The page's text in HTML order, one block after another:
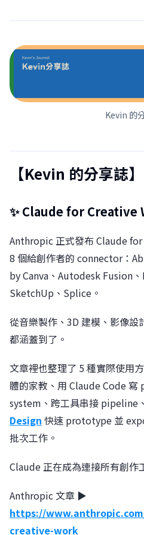
Kevin 的
【Kevin 的分享誌】
✨ Claude for Creative
Anthropic 正式發布 Claude
8 個給創作者的 connector：
by Canva、Autodesk Fusion
SketchUp、Splice。
從音樂製作、3D 建模、影像
都涵蓋到了。
文章裡也整理了 5 種實際使用
體的家教、用 Claude Code
system、跨工具串接 pipeline
Design 快速 prototype 並
批次工作。
Claude 正在成為連接所有創作
Anthropic 文章 ▶︎
https://
creative-work